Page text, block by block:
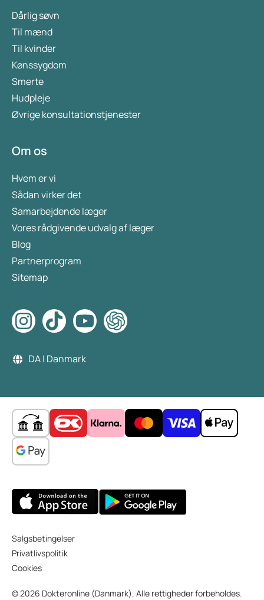
Dårlig søvn
Til mænd
Til kvinder
Kønssygdom
Smerte
Hudpleje
Øvrige konsultationstjenester
Om os
Hvem er vi
Sådan virker det
Samarbejdende læger
Vores rådgivende udvalg af læger
Blog
Partnerprogram
Sitemap
DA | Danmark
Salgsbetingelser
Privatlivspolitik
Cookies
© 2026 Dokteronline (Danmark). Alle rettigheder forbeholdes.